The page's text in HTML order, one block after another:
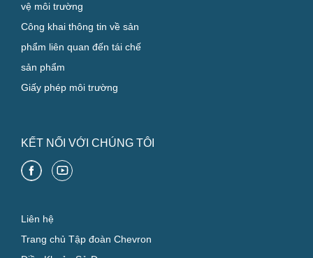
vệ môi trường
Công khai thông tin về sản
phẩm liên quan đến tái chế
sản phẩm
Giấy phép môi trường
KẾT NỐI VỚI CHÚNG TÔI
Liên hệ
Trang chủ Tập đoàn Chevron